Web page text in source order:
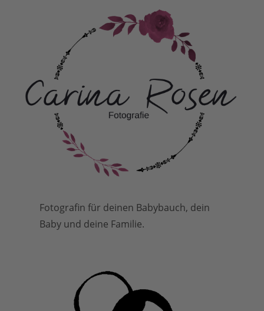
Fotografin für deinen Babybauch, dein
Baby und deine Familie.